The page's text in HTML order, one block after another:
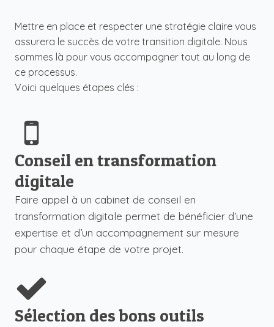
Mettre en place et respecter une stratégie claire vous
assurera le succès de votre transition digitale. Nous
sommes là pour vous accompagner tout au long de
ce processus.
Voici quelques étapes clés :
Conseil en transformation
digitale
Faire appel à un cabinet de conseil en
transformation digitale permet de bénéficier d’une
expertise et d’un accompagnement sur mesure
pour chaque étape de votre projet.
Sélection des bons outils